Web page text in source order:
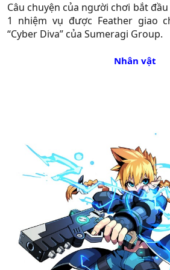
Câu chuyện của người chơi bắt
1 nhiệm vụ được Feather giao
“Cyber Diva” của Sumeragi Group.​
Nhân vật